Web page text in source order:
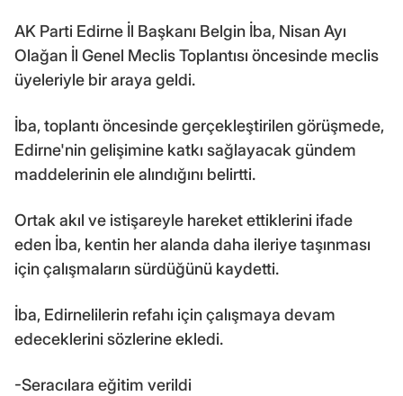
AK Parti Edirne İl Başkanı Belgin İba, Nisan Ayı
Olağan İl Genel Meclis Toplantısı öncesinde meclis
üyeleriyle bir araya geldi.
İba, toplantı öncesinde gerçekleştirilen görüşmede,
Edirne'nin gelişimine katkı sağlayacak gündem
maddelerinin ele alındığını belirtti.
Ortak akıl ve istişareyle hareket ettiklerini ifade
eden İba, kentin her alanda daha ileriye taşınması
için çalışmaların sürdüğünü kaydetti.
İba, Edirnelilerin refahı için çalışmaya devam
edeceklerini sözlerine ekledi.
-Seracılara eğitim verildi